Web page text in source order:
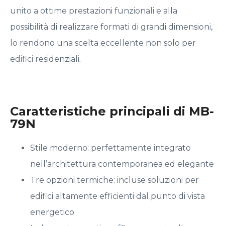
unito a ottime prestazioni funzionali e alla
possibilità di realizzare formati di grandi dimensioni,
lo rendono una scelta eccellente non solo per
edifici residenziali.
Caratteristiche principali di MB-
79N
Stile moderno: perfettamente integrato
nell’architettura contemporanea ed elegante
Tre opzioni termiche: incluse soluzioni per
edifici altamente efficienti dal punto di vista
energetico